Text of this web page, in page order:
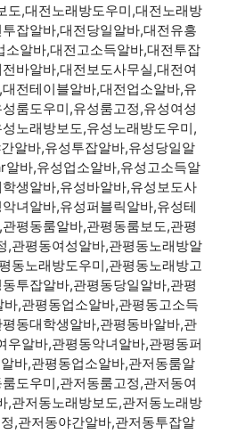
도,대전노래방도우미,대전노래방
잡알바,대전당일알바,대전유흥
알바,대전고소득알바,대전투잡
바알바,대전보도사무실,대전여
전테이블알바,대전업소알바,유
룸도우미,유성룸고정,유성여성
노래방보도,유성노래방도우미,
알바,유성투잡알바,유성당일알
바,유성업소알바,유성고소득알
생알바,유성바알바,유성보도사
녀알바,유성퍼블릭알바,유성테
평동룸알바,관평동룸보도,관평
,관평동여성알바,관평동노래방알
동노래방도우미,관평동노래방고
투잡알바,관평동당일알바,관평
,관평동업소알바,관평동고소득
동대학생알바,관평동바알바,관
우알바,관평동악녀알바,관평동퍼
바,관평동업소알바,관저동룸알
도우미,관저동룸고정,관저동여
,관저동노래방보도,관저동노래방
,관저동야간알바,관저동투잡알